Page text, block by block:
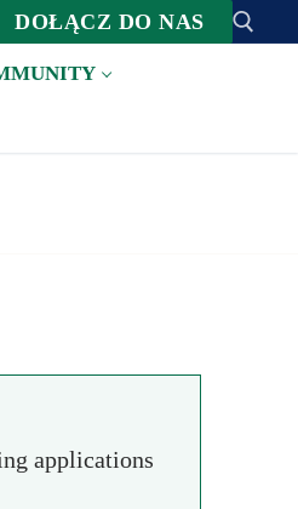
DOŁĄCZ DO NAS
applications